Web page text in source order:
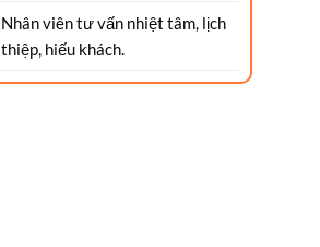
Nhân viên tư vấn nhiệt tâm, lịch
thiệp, hiếu khách.